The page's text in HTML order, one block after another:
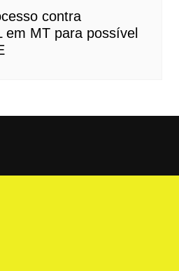
contra
em MT para possível